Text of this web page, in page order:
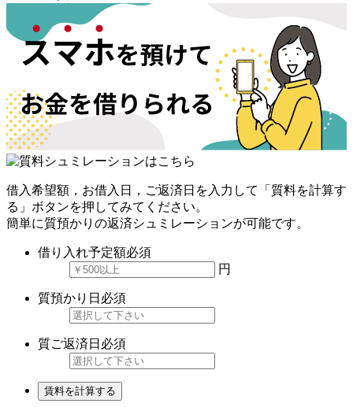
借入希望額，お借入日，ご返済日を入力して「質料を計算す
る」ボタンを押してみてください。
簡単に質預かりの返済シュミレーションが可能です。
借り入れ予定額必須
円
質預かり日 必須
質ご返済日 必須
賃料を計算する